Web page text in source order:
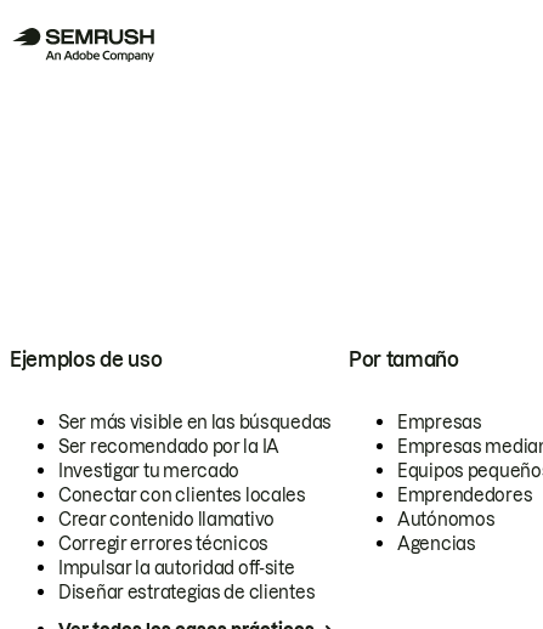
Ejemplos de uso
Ser más visible en las búsquedas
Ser recomendado por la IA
Investigar tu mercado
Conectar con clientes locales
Crear contenido llamativo
Corregir errores técnicos
Impulsar la autoridad off-site
Diseñar estrategias de clientes
Por tamaño
Empresas
Empresas
Equipos
Emprendedores
Autónomos
Agencias